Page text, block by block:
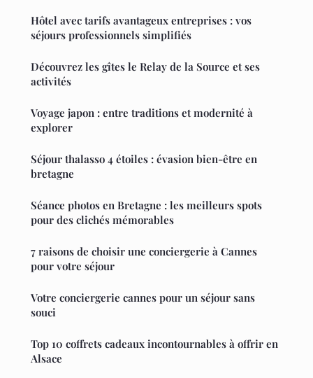
Hôtel avec tarifs avantageux entreprises : vos
séjours professionnels simplifiés
Découvrez les gîtes le Relay de la Source et ses
activités
Voyage japon : entre traditions et modernité à
explorer
Séjour thalasso 4 étoiles : évasion bien-être en
bretagne
Séance photos en Bretagne : les meilleurs spots
pour des clichés mémorables
7 raisons de choisir une conciergerie à Cannes
pour votre séjour
Votre conciergerie cannes pour un séjour sans
souci
Top 10 coffrets cadeaux incontournables à offrir en
Alsace